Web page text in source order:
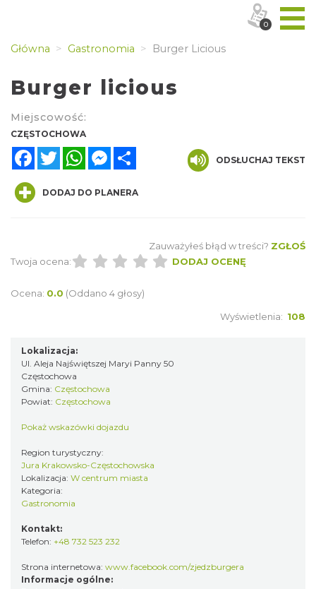
Główna Gastronomia Burger Licious
Burger licious
Miejscowość:
CZĘSTOCHOWA
FacebookTwitterWhatsAppMessenger
ODSŁUCHAJ TEKST
DODAJ DO PLANERA
Zauważyłeś błąd w treści? ZGŁOŚ
Twoja ocena:
DODAJ OCENĘ
Ocena: 0.0 (Oddano 4 głosy)
Wyświetlenia: 108
Lokalizacja:
Ul. Aleja Najświętszej Maryi Panny 50
Częstochowa
Gmina: Częstochowa
Powiat: Częstochowa
Pokaż wskazówki dojazdu
Region turystyczny:
Jura Krakowsko-Częstochowska
Lokalizacja: W centrum miasta
Kategoria:
Gastronomia
Kontakt:
Telefon: +48 732 523 232
Strona internetowa: www.facebook.com/zjedzburgera
Informacje ogólne:
0